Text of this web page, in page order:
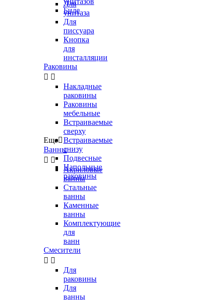
Биде
Для
унитаза
Для
писсуара
Кнопка
для
инсталляции
Раковины
 
Накладные
раковины
Раковины
мебельные
Встраиваемые
сверху
Встраиваемые
снизу
Подвесные
Напольные
раковины
Еще
Ванны
 
Акриловые
ванны
Стальные
ванны
Каменные
ванны
Комплектующие
для
ванн
Смесители
 
Для
раковины
Для
ванны